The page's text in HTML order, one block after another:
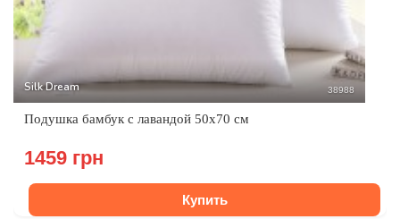
Silk Dream 38988
Подушка бамбук с лавандой 50x70 см
1459 грн
Купить